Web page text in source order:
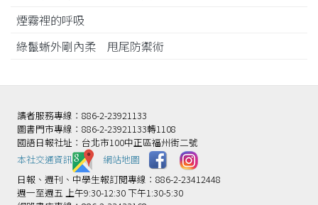
煙霧裡的呼吸
綠鬣蜥外剛內柔 甩尾防禦術
讀者服務專線：886-2-23921133
圖書門市專線：886-2-23921133轉1108
國語日報社址：台北市100中正區福州街二號
本社交通資訊️
網站地圖
日報、週刊、中學生報訂閱專線：886-2-23412448
週一至週五 上午9:30-12:30 下午1:30-5:30